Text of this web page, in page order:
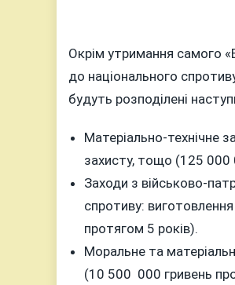
Окрім утримання самого
до національного
будуть розподілені
Матеріально-технічне
захисту, тощо (125 000
Заходи з військово-
спротиву:
протягом 5 років).
Моральне та
(10 500 000 гривень